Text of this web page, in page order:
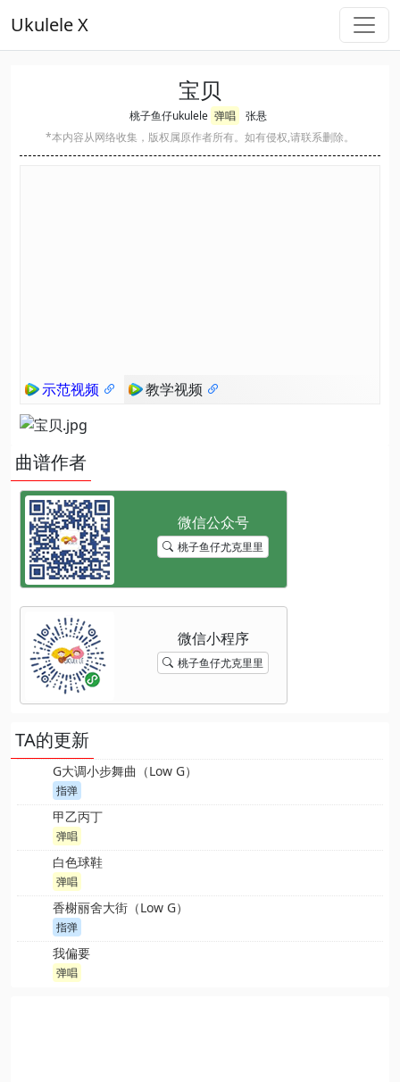
Ukulele X
宝贝
桃子鱼仔ukulele 弹唱
张悬
*本内容从网络收集，版权属原作者所有。如有侵权,请联系删除。
示范视频 教学视频
曲谱作者
桃子鱼仔尤克里里
桃子鱼仔尤克里里
TA的更新
G大调小步舞曲（Low G）
指弹
甲乙丙丁
弹唱
白色球鞋
弹唱
香榭丽舍大街（Low G）
指弹
我偏要
弹唱